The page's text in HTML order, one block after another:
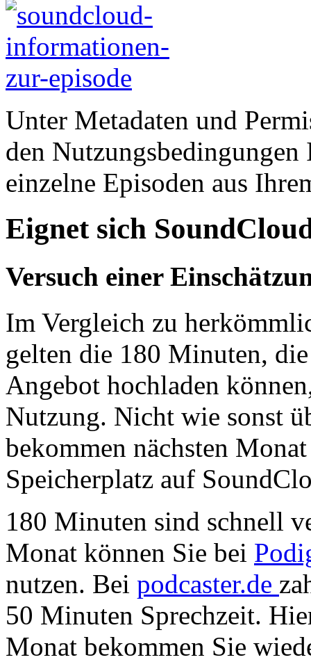
Unter Metadaten und
den
einzelne Episoden aus
Eignet sich
Versuch einer
Im Vergleich zu
gelten die 180 Minuten,
Angebot hochladen
Nutzung. Nicht wie sonst
bekommen nächsten
Speicherplatz auf
180 Minuten sind schnell
Monat können Sie bei
nutzen. Bei podcaster.de
50 Minuten Sprechzeit.
Monat bekommen Sie